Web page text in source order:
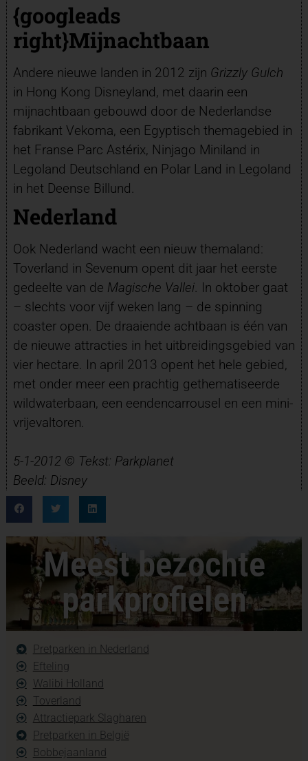
{googleads
right}Mijnachtbaan
Andere nieuwe landen in 2012 zijn Grizzly Gulch
in Hong Kong Disneyland, met daarin een
mijnachtbaan gebouwd door de Nederlandse
fabrikant Vekoma, een Egyptisch themagebied in
het Franse Parc Astérix, Ninjago Miniland in
Legoland Deutschland en Polar Land in Legoland
in het Deense Billund.
Nederland
Ook Nederland wacht een nieuw themaland:
Toverland in Sevenum opent dit jaar het eerste
gedeelte van de Magische Vallei. In oktober gaat
– slechts voor vijf weken lang – de spinning
coaster open. De draaiende achtbaan is één van
de nieuwe attracties in het uitbreidingsgebied van
vier hectare. In april 2013 opent het hele gebied,
met onder meer een prachtig gethematiseerde
wildwaterbaan, een eendencarrousel en een mini-
vrijevaltoren.
5-1-2012 © Tekst: Parkplanet
Beeld: Disney
Meest bezochte
parkprofielen
Pretparken in Nederland
Efteling
Walibi Holland
Toverland
Attractiepark Slagharen
Pretparken in België
Bobbejaanland